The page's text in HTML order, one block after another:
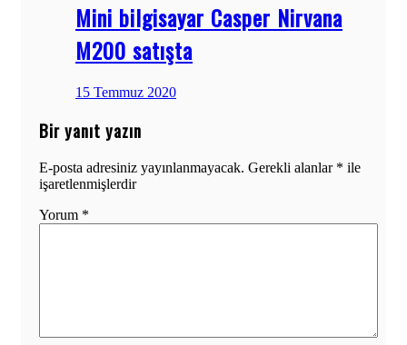
Mini bilgisayar Casper Nirvana
M200 satışta
15 Temmuz 2020
Bir yanıt yazın
E-posta adresiniz yayınlanmayacak. Gerekli alanlar * ile
işaretlenmişlerdir
Yorum *